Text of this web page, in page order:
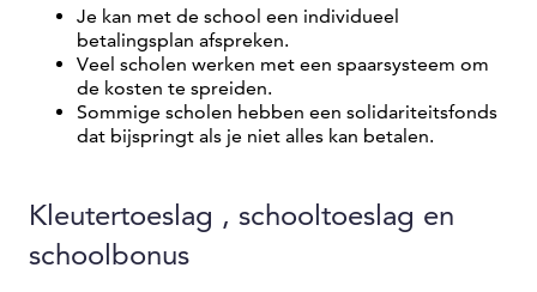
Je kan met de school een individueel
betalingsplan afspreken.
Veel scholen werken met een spaarsysteem om
de kosten te spreiden.
Sommige scholen hebben een solidariteitsfonds
dat bijspringt als je niet alles kan betalen.
Kleutertoeslag , schooltoeslag en
schoolbonus